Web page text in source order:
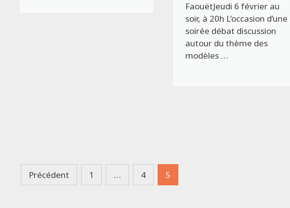
FaouëtJeudi 6 février au
soir, à 20h L’occasion d’une
soirée débat discussion
autour du thème des
modèles …
Pagination
Précédent 1 … 4 5